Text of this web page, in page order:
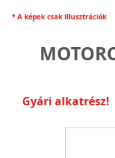
* A képek csak illusztrációk
Gyári alkatrész!